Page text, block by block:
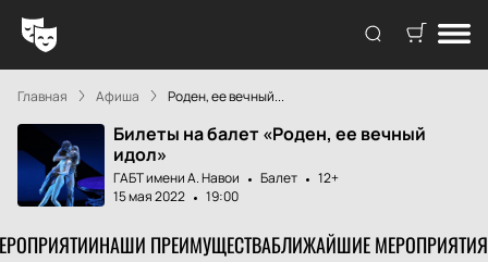
Главная Афиша Роден, ее вечный...
Билеты на балет «Роден, ее вечный
идол»
ГАБТ имени А. Навои Балет
12+
15 мая 2022
19:00
НАШИ ПРЕИМУЩЕСТВАБЛИЖАЙШИЕ МЕРОПРИЯТИЯ